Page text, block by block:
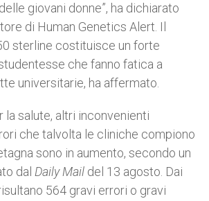
giovani donne”, ha dichiarato
di Human Genetics Alert. Il
sterline costituisce un forte
che fanno fatica a
universitarie, ha affermato.
la salute, altri inconvenienti
che talvolta le cliniche compiono
sono in aumento, secondo un
dal Daily Mail del 13 agosto. Dai
564 gravi errori o gravi